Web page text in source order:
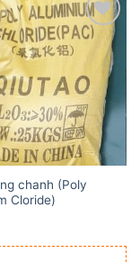
Add to
wishlist
chanh (Poly
Cloride)